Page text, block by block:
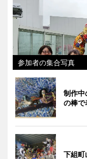
参加者の集合写真
制作中
の棒で
下組町